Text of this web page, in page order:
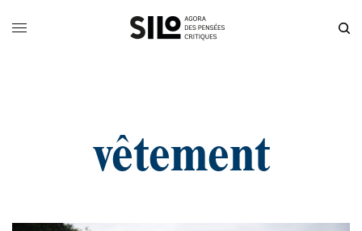
vêtement